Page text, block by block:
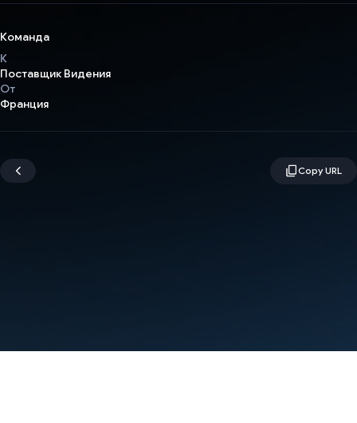
Команда
К
Поставщик Видения
От
Франция